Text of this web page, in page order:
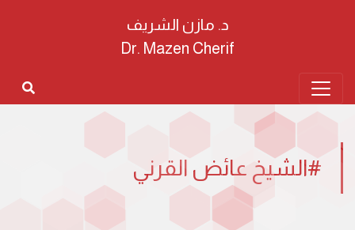
د. مازن الشريف
Dr. Mazen Cherif
#الشيخ عائض القرني